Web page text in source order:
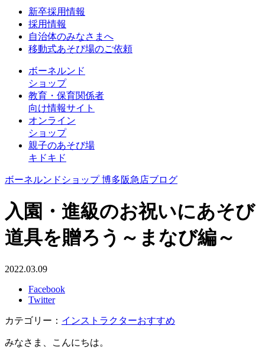
新卒採用情報
採用情報
自治体のみなさまへ
移動式あそび場のご依頼
ボーネルンド
ショップ
教育・保育関係者
向け情報サイト
オンライン
ショップ
親子のあそび場
キドキド
ボーネルンドショップ 博多阪急店ブログ
入園・進級のお祝いにあそび
道具を贈ろう～まなび編～
2022.03.09
Facebook
Twitter
カテゴリー： インストラクターおすすめ
みなさま、こんにちは。